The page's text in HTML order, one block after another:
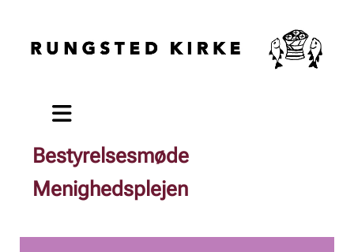
Bestyrelsesmøde
Menighedsplejen